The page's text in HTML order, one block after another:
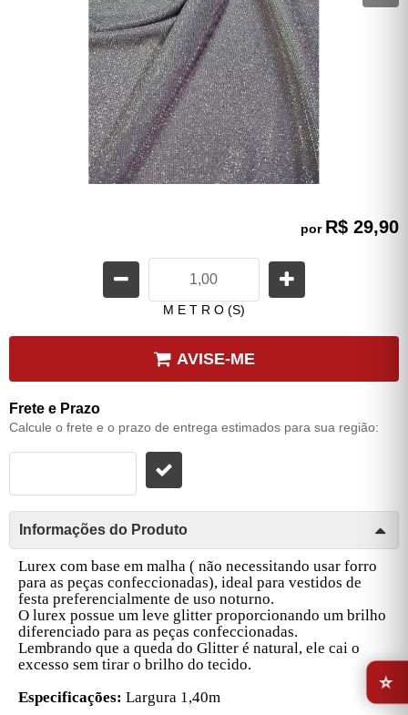
por R$ 29,90
M E T R O (S)
AVISE-ME
Frete e Prazo
Calcule o frete e o prazo de entrega estimados para sua região:
Informações do Produto
Lurex com base em malha ( não necessitando usar forro
para as peças confeccionadas), ideal para vestidos de
festa preferencialmente de uso noturno.
O lurex possue um leve glitter proporcionando um brilho
diferenciado para as peças confeccionadas.
Lembrando que a queda do Glitter é natural, ele cai o
excesso sem tirar o brilho do tecido.
Especificações: Largura 1,40m
⭐